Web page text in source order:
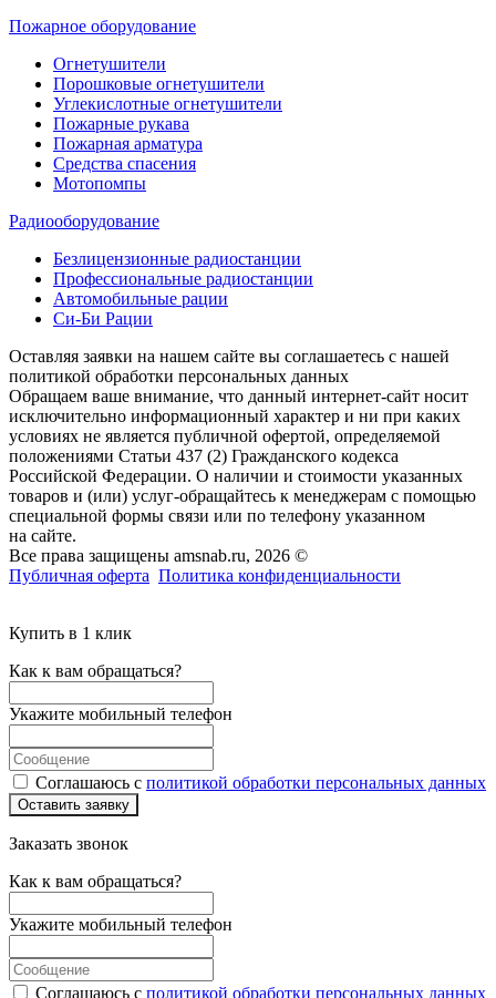
Пожарное оборудование
Огнетушители
Порошковые огнетушители
Углекислотные огнетушители
Пожарные рукава
Пожарная арматура
Средства спасения
Мотопомпы
Радиооборудование
Безлицензионные радиостанции
Профессиональные радиостанции
Автомобильные рации
Си-Би Рации
Оставляя заявки на нашем сайте вы соглашаетесь с нашей
политикой обработки персональных данных
Обращаем ваше внимание, что данный интернет-сайт носит
исключительно информационный характер и ни при каких
условиях не является публичной офертой, определяемой
положениями Статьи 437 (2) Гражданского кодекса
Российской Федерации. О наличии и стоимости указанных
товаров и (или) услуг-обращайтесь к менеджерам с помощью
специальной формы связи или по телефону указанном
на сайте.
Все права защищены amsnab.ru, 2026 ©
Публичная оферта Политика конфиденциальности
Купить в 1 клик
Как к вам обращаться?
Укажите мобильный телефон
Соглашаюсь с политикой обработки персональных данных
Оставить заявку
Заказать звонок
Как к вам обращаться?
Укажите мобильный телефон
Соглашаюсь с политикой обработки персональных данных